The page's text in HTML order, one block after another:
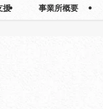
援 事業所概要